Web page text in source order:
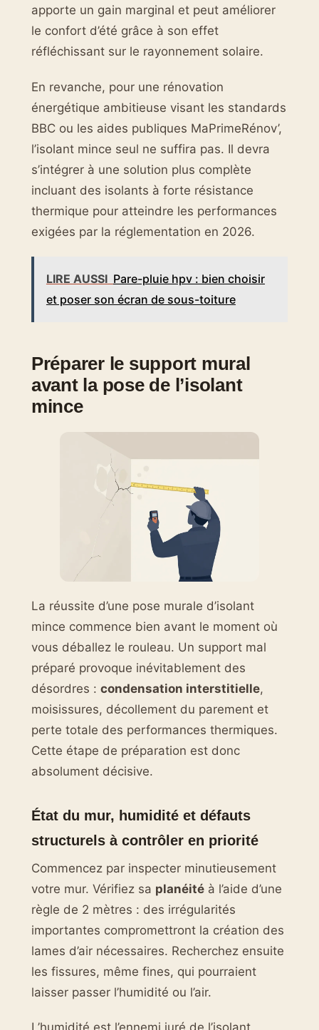
apporte un gain marginal et peut améliorer
le confort d’été grâce à son effet
réfléchissant sur le rayonnement solaire.
En revanche, pour une rénovation
énergétique ambitieuse visant les standards
BBC ou les aides publiques MaPrimeRénov’,
l’isolant mince seul ne suffira pas. Il devra
s’intégrer à une solution plus complète
incluant des isolants à forte résistance
thermique pour atteindre les performances
exigées par la réglementation en 2026.
LIRE AUSSI Pare-pluie hpv : bien choisir
et poser son écran de sous-toiture
Préparer le support mural
avant la pose de l’isolant
mince
La réussite d’une pose murale d’isolant
mince commence bien avant le moment où
vous déballez le rouleau. Un support mal
préparé provoque inévitablement des
désordres : condensation interstitielle,
moisissures, décollement du parement et
perte totale des performances thermiques.
Cette étape de préparation est donc
absolument décisive.
État du mur, humidité et défauts
structurels à contrôler en priorité
Commencez par inspecter minutieusement
votre mur. Vérifiez sa planéité à l’aide d’une
règle de 2 mètres : des irrégularités
importantes compromettront la création des
lames d’air nécessaires. Recherchez ensuite
les fissures, même fines, qui pourraient
laisser passer l’humidité ou l’air.